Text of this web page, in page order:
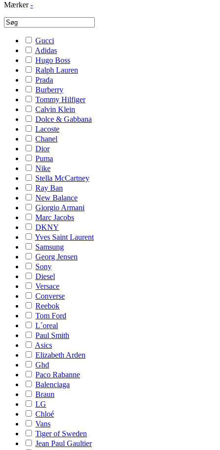
Mærker -
Gucci
Adidas
Hugo Boss
Ralph Lauren
Prada
Burberry
Tommy Hilfiger
Calvin Klein
Dolce & Gabbana
Lacoste
Chanel
Dior
Puma
Nike
Stella McCartney
Ray Ban
New Balance
Giorgio Armani
Marc Jacobs
DKNY
Yves Saint Laurent
Samsung
Georg Jensen
Sony
Diesel
Versace
Converse
Reebok
Tom Ford
L´oreal
Paul Smith
Asics
Elizabeth Arden
Ghd
Paco Rabanne
Balenciaga
Braun
LG
Chloé
Vans
Tiger of Sweden
Jean Paul Gaultier